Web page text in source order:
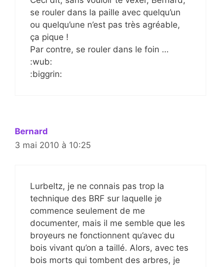
se rouler dans la paille avec quelqu’un
ou quelqu’une n’est pas très agréable,
ça pique !
Par contre, se rouler dans le foin …
:wub:
:biggrin:
Bernard
3 mai 2010 à 10:25
Lurbeltz, je ne connais pas trop la
technique des BRF sur laquelle je
commence seulement de me
documenter, mais il me semble que les
broyeurs ne fonctionnent qu’avec du
bois vivant qu’on a taillé. Alors, avec tes
bois morts qui tombent des arbres, je